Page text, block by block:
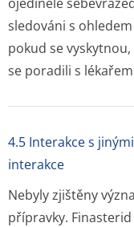
sledováni s
pokud se
se poradili s
4.5 Interakce s
interakce
Nebyly zjištěny
přípravky.